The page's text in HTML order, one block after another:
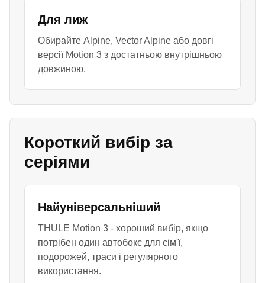
Для лиж
Обирайте Alpine, Vector Alpine або довгі
версії Motion 3 з достатньою внутрішньою
довжиною.
Короткий вибір за
серіями
Найуніверсальніший
THULE Motion 3 - хороший вибір, якщо
потрібен один автобокс для сім'ї,
подорожей, траси і регулярного
використання.